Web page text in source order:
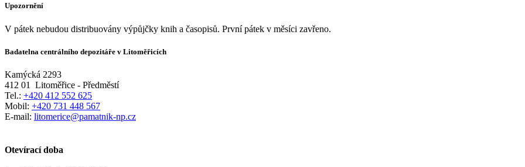
Upozornění
V pátek nebudou distribuovány výpůjčky knih a časopisů. První pátek v měsíci zavřeno.
Badatelna centrálního depozitáře v Litoměřicích
Kamýcká 2293
412 01
Litoměřice - Předměstí
Tel.: +420 412 552 625
Mobil: +420 731 448 567
E-mail: litomerice@pamatnik-np.cz
Otevírací doba